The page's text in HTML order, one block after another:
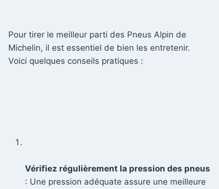
Pour tirer le meilleur parti des Pneus Alpin de
Michelin, il est essentiel de bien les entretenir.
Voici quelques conseils pratiques :
Vérifiez régulièrement la pression des pneus
: Une pression adéquate assure une meilleure